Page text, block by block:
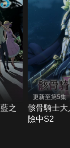
之
更新至第5集
骸骨騎士大
險中S2